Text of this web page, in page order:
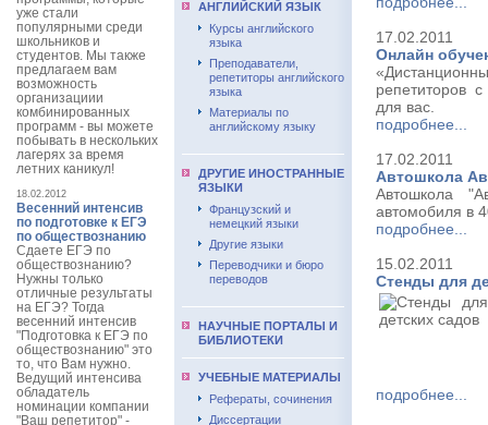
17.02.2011
Онлайн
репетиторов
для вас.
подробнее...
17.02.2011
Автошкола
Автошкола
автомобиля в
подробнее...
15.02.2011
Стенды для
подробнее...
АНГЛИЙСКИЙ ЯЗЫК
Курсы английского
языка
Преподаватели,
репетиторы английского
языка
Материалы по
английскому языку
ДРУГИЕ ИНОСТРАННЫЕ
ЯЗЫКИ
Французский и
немецкий языки
Другие языки
Переводчики и бюро
переводов
НАУЧНЫЕ ПОРТАЛЫ И
БИБЛИОТЕКИ
УЧЕБНЫЕ МАТЕРИАЛЫ
Рефераты, сочинения
Диссертации
уже стали
популярными среди
школьников и
студентов. Мы также
предлагаем вам
возможность
организациии
комбинированных
программ - вы можете
побывать в нескольких
лагерях за время
летних каникул!
18.02.2012
Весенний интенсив
по подготовке к ЕГЭ
по обществознанию
Сдаете ЕГЭ по
обществознанию?
Нужны только
отличные результаты
на ЕГЭ? Тогда
весенний интенсив
"Подготовка к ЕГЭ по
обществознанию" это
то, что Вам нужно.
Ведущий интенсива
обладатель
номинации компании
"Ваш репетитор" -